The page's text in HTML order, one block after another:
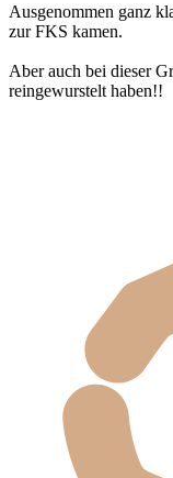
Ausgenommen ganz
zur FKS kamen.
Aber auch bei dieser
reingewurstelt haben!!